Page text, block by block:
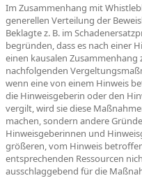
Im Zusammenhang mit
generellen Verteilung der
Beklagte z. B. im
begründen, dass es nach einer
einen kausalen Zusammenhang
nachfolgenden
wenn eine von einem Hinweis
die Hinweisgeberin oder den
vergilt, wird sie diese
machen, sondern andere
Hinweisgeberinnen und
größeren, vom Hinweis
entsprechenden Ressourcen
ausschlaggebend für die